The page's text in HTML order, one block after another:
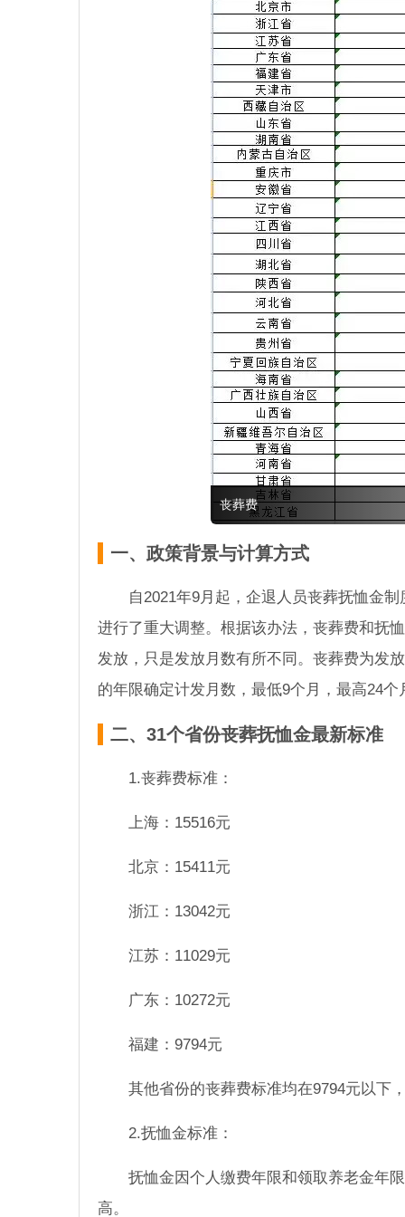
丧葬费
一、政策背景与计算方式
自2021年9月起，企退人员丧葬抚恤金
进行了重大调整。根据该办法，丧葬费和抚
发放，只是发放月数有所不同。丧葬费为发
的年限确定计发月数，最低9个月，最高24个
二、31个省份丧葬抚恤金最新标准
1.丧葬费标准：
上海：15516元
北京：15411元
浙江：13042元
江苏：11029元
广东：10272元
福建：9794元
其他省份的丧葬费标准均在9794元以下
2.抚恤金标准：
抚恤金因个人缴费年限和领取养老金年
高。